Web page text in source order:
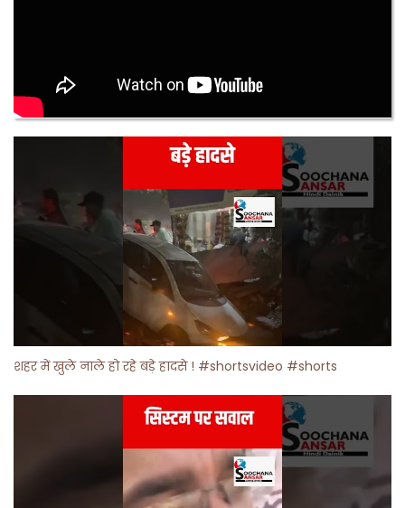
शहर में खुले नाले हो रहे बड़े हादसे ! #shortsvideo #shorts